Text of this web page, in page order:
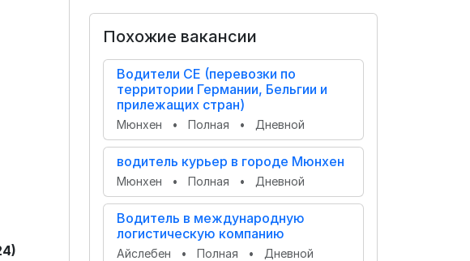
Похожие вакансии
Водители CE (перевозки по
территории Германии, Бельгии и
прилежащих стран)
Мюнхен • Полная • Дневной
водитель курьер в городе Мюнхен
Мюнхен • Полная • Дневной
Водитель в международную
логистическую компанию
Айслебен • Полная • Дневной